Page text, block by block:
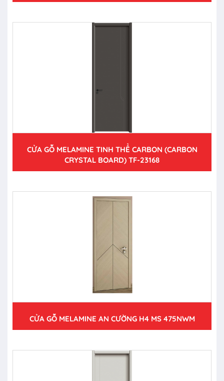
CỬA GỖ MELAMINE TINH THỂ CARBON (CARBON
CRYSTAL BOARD) TF-23168
CỬA GỖ MELAMINE AN CƯỜNG H4 MS 475NWM